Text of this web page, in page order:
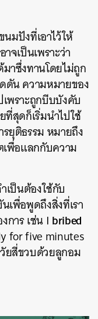
มปังที่เอาไว้ให้
จเป็นเพราะว่า
าซึ่งทานโดยไม่ถูก
ดัน ความหมายของ
พราะถูกบีบบังคับ
ที่สุดก็เริ่มนำไปใช้
ยุติธรรม หมายถึง
เพื่อแลกกับความ
เป็นต้องใช้กับ
เพื่อพูดถึงสิ่งที่เรา
การ เช่น I bribed
for five minutes
ยสี่ขวบด้วยลูกอม